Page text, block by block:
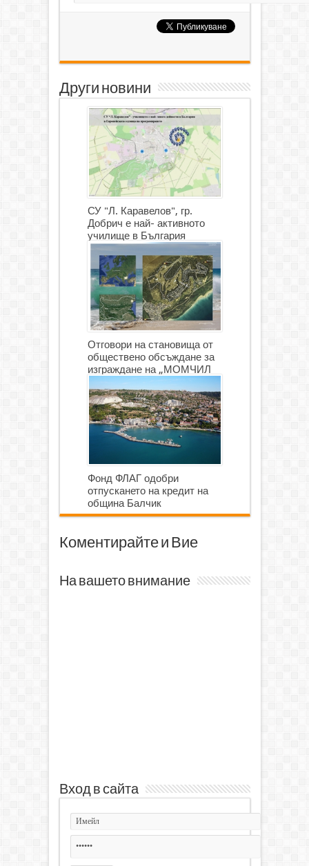
Други новини
СУ "Л. Каравелов", гр.
Добрич е най- активното
училище в България
Отговори на становища от
обществено обсъждане за
изграждане на „МОМЧИЛ
ГОЛФ И ГОЛФ ИГРИЩЕ”
Фонд ФЛАГ одобри
отпускането на кредит на
община Балчик
Коментирайте и Вие
На вашето внимание
Вход в сайта